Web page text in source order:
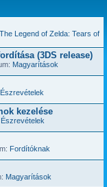
The Legend of Zelda: Tears of
(3DS release)
Magyarítások
Észrevételek
kezelése
Észrevételek
Fordítóknak
Magyarítások